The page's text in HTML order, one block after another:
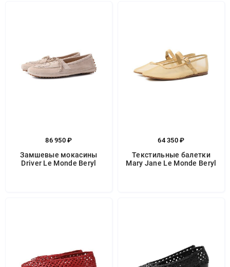
86 950 ₽
Замшевые мокасины
Driver Le Monde Beryl
64 350 ₽
Текстильные балетки
Mary Jane Le Monde Beryl